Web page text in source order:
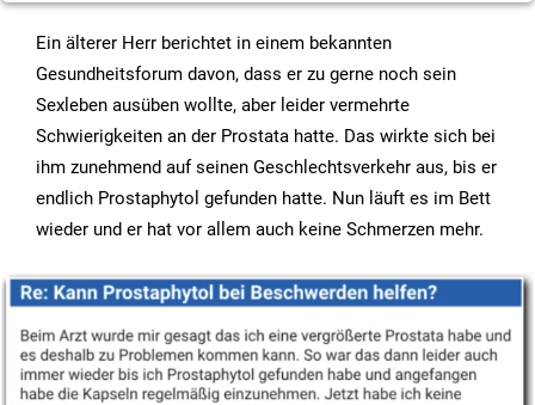
Ein älterer Herr berichtet in einem bekannten
Gesundheitsforum davon, dass er zu gerne noch sein
Sexleben ausüben wollte, aber leider vermehrte
Schwierigkeiten an der Prostata hatte. Das wirkte sich bei
ihm zunehmend auf seinen Geschlechtsverkehr aus, bis er
endlich Prostaphytol gefunden hatte. Nun läuft es im Bett
wieder und er hat vor allem auch keine Schmerzen mehr.